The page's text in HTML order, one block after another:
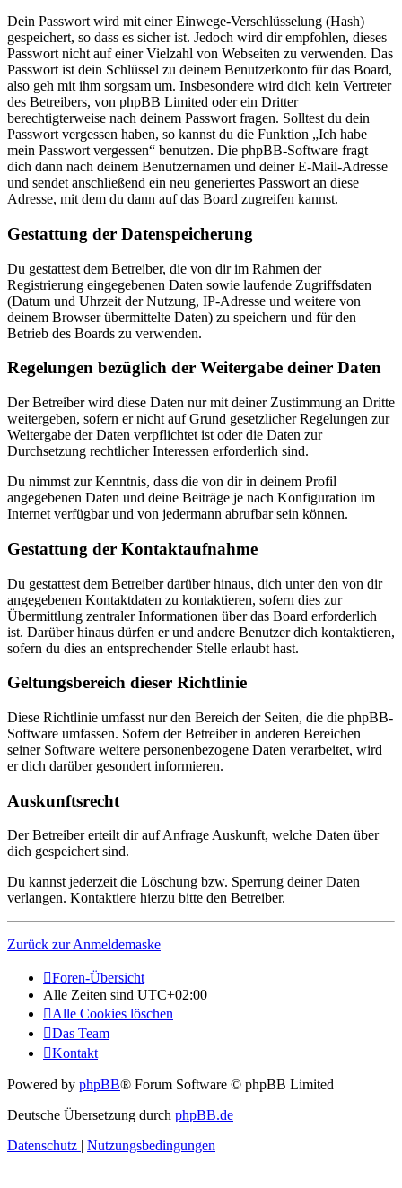
Dein Passwort wird mit einer Einwege-Verschlüsselung (Hash)
gespeichert, so dass es sicher ist. Jedoch wird dir empfohlen, dieses
Passwort nicht auf einer Vielzahl von Webseiten zu verwenden. Das
Passwort ist dein Schlüssel zu deinem Benutzerkonto für das Board,
also geh mit ihm sorgsam um. Insbesondere wird dich kein Vertreter
des Betreibers, von phpBB Limited oder ein Dritter
berechtigterweise nach deinem Passwort fragen. Solltest du dein
Passwort vergessen haben, so kannst du die Funktion „Ich habe
mein Passwort vergessen“ benutzen. Die phpBB-Software fragt
dich dann nach deinem Benutzernamen und deiner E-Mail-Adresse
und sendet anschließend ein neu generiertes Passwort an diese
Adresse, mit dem du dann auf das Board zugreifen kannst.
Gestattung der Datenspeicherung
Du gestattest dem Betreiber, die von dir im Rahmen der
Registrierung eingegebenen Daten sowie laufende Zugriffsdaten
(Datum und Uhrzeit der Nutzung, IP-Adresse und weitere von
deinem Browser übermittelte Daten) zu speichern und für den
Betrieb des Boards zu verwenden.
Regelungen bezüglich der Weitergabe deiner Daten
Der Betreiber wird diese Daten nur mit deiner Zustimmung an Dritte
weitergeben, sofern er nicht auf Grund gesetzlicher Regelungen zur
Weitergabe der Daten verpflichtet ist oder die Daten zur
Durchsetzung rechtlicher Interessen erforderlich sind.
Du nimmst zur Kenntnis, dass die von dir in deinem Profil
angegebenen Daten und deine Beiträge je nach Konfiguration im
Internet verfügbar und von jedermann abrufbar sein können.
Gestattung der Kontaktaufnahme
Du gestattest dem Betreiber darüber hinaus, dich unter den von dir
angegebenen Kontaktdaten zu kontaktieren, sofern dies zur
Übermittlung zentraler Informationen über das Board erforderlich
ist. Darüber hinaus dürfen er und andere Benutzer dich kontaktieren,
sofern du dies an entsprechender Stelle erlaubt hast.
Geltungsbereich dieser Richtlinie
Diese Richtlinie umfasst nur den Bereich der Seiten, die die phpBB-
Software umfassen. Sofern der Betreiber in anderen Bereichen
seiner Software weitere personenbezogene Daten verarbeitet, wird
er dich darüber gesondert informieren.
Auskunftsrecht
Der Betreiber erteilt dir auf Anfrage Auskunft, welche Daten über
dich gespeichert sind.
Du kannst jederzeit die Löschung bzw. Sperrung deiner Daten
verlangen. Kontaktiere hierzu bitte den Betreiber.
Zurück zur Anmeldemaske
Foren-Übersicht
Alle Zeiten sind UTC+02:00
Alle Cookies löschen
Das Team
Kontakt
Powered by phpBB® Forum Software © phpBB Limited
Deutsche Übersetzung durch phpBB.de
Datenschutz | Nutzungsbedingungen